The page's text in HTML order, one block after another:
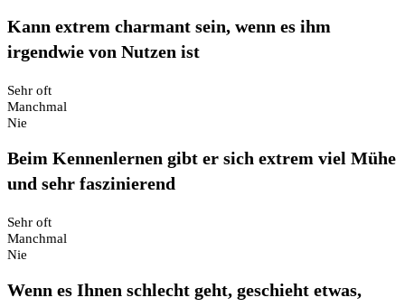
Kann extrem charmant sein, wenn es ihm
irgendwie von Nutzen ist
Sehr oft
Manchmal
Nie
Beim Kennenlernen gibt er sich extrem viel Mühe
und sehr faszinierend
Sehr oft
Manchmal
Nie
Wenn es Ihnen schlecht geht, geschieht etwas,